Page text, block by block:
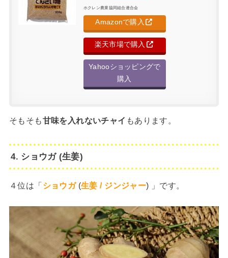
ホクレン農業協同組合連合会
Amazonで購入
楽天市場で購入
Yahooショッピングで
購入
そもそも甘味を入れないチャイ もあります。
4. ショウガ (生姜)
４位は「ショウガ(生姜 / ジンジャー) 」です。